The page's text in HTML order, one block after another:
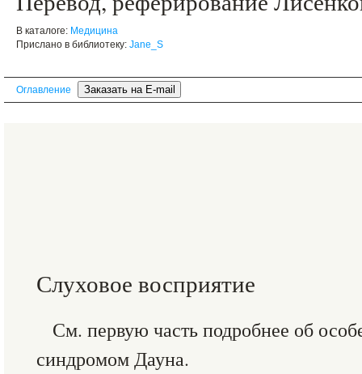
В каталоге: Медицина
Прислано в библиотеку: Jane_S
Оглавление
Слуховое восприятие
См. первую часть подробнее об
синдромом Дауна.